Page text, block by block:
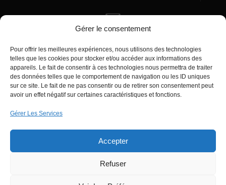
Gérer le consentement
Pour offrir les meilleures expériences, nous utilisons des technologies
telles que les cookies pour stocker et/ou accéder aux informations des
appareils. Le fait de consentir à ces technologies nous permettra de traiter
des données telles que le comportement de navigation ou les ID uniques
sur ce site. Le fait de ne pas consentir ou de retirer son consentement peut
avoir un effet négatif sur certaines caractéristiques et fonctions.
Gérer Les Services
Accepter
Refuser
manager@agentiamo.com